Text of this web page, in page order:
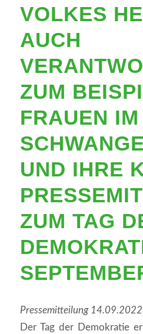
VOLKES
UCH V
UM
RAUEN IM S
ND IHRE
UM TAG
EPTEMBER
Pressemitteilung 14.09.2022
Der Tag der Demokratie